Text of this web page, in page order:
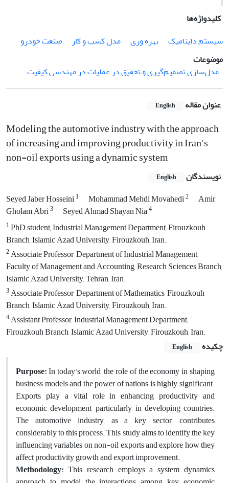
کلیدواژه‌ها
سیستم داینامیک
بهره وری مدل کسب و کار
صنعت خودرو
موضوعات
مدل‌سازی تصمیم‌گیری و تحقیق در عملیات در مهندسی کیفیت
عنوان مقاله English
Modeling the automotive industry with the approach
of increasing and improving productivity in Iran's
non-oil exports using a dynamic system
نویسندگان English
Seyed Jaber Hosseini1 Mohammad Mehdi Movahedi2
Amir
Gholam Abri3 Seyed Ahmad Shayan Nia4
1PhD student, Industrial Management Department, Firouzkouh
Branch, Islamic Azad University, Firouzkouh, Iran.
2Associate Professor, Department of Industrial Management,
Faculty of Management and Accounting, Research Sciences Branch,
Islamic Azad University, Tehran, Iran.
3Associate Professor, Department of Mathematics, Firouzkouh
Branch, Islamic Azad University, Firouzkouh, Iran.
4Assistant Professor, Industrial Management Department,
Firouzkouh Branch, Islamic Azad University, Firouzkouh, Iran.
چکیده
English
Purpose:In today's world, the role of the economy in shaping
business models and the power of nations is highly significant.
Exports play a vital role in enhancing productivity and
economic development, particularly in developing countries.
The automotive industry, as a key sector, contributes
considerably to this process. This study aims to identify the key
influencing variables on non-oil exports and explore how they
affect productivity growth and export improvement.
Methodology: This research employs a system dynamics